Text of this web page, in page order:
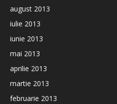
august 2013
iulie 2013
iunie 2013
mai 2013
aprilie 2013
martie 2013
februarie 2013